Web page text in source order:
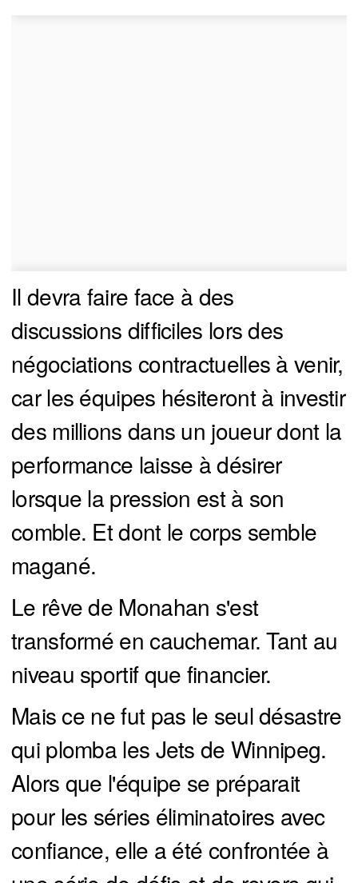
Il devra faire face à des
discussions difficiles lors des
négociations contractuelles à venir,
car les équipes hésiteront à investir
des millions dans un joueur dont la
performance laisse à désirer
lorsque la pression est à son
comble. Et dont le corps semble
magané.
Le rêve de Monahan s'est
transformé en cauchemar. Tant au
niveau sportif que financier.
Mais ce ne fut pas le seul désastre
qui plomba les Jets de Winnipeg.
Alors que l'équipe se préparait
pour les séries éliminatoires avec
confiance, elle a été confrontée à